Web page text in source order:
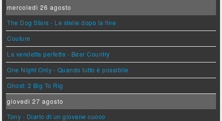
mercoledì 26 agosto
The Dog Stars - Le stelle dopo la fine
Couture
La vendetta perfetta - Bear Country
One Night Only - Quando tutto è possibile
Ghost: 2 Big To Rig
giovedì 27 agosto
Tony - Diario di un giovane cuoco